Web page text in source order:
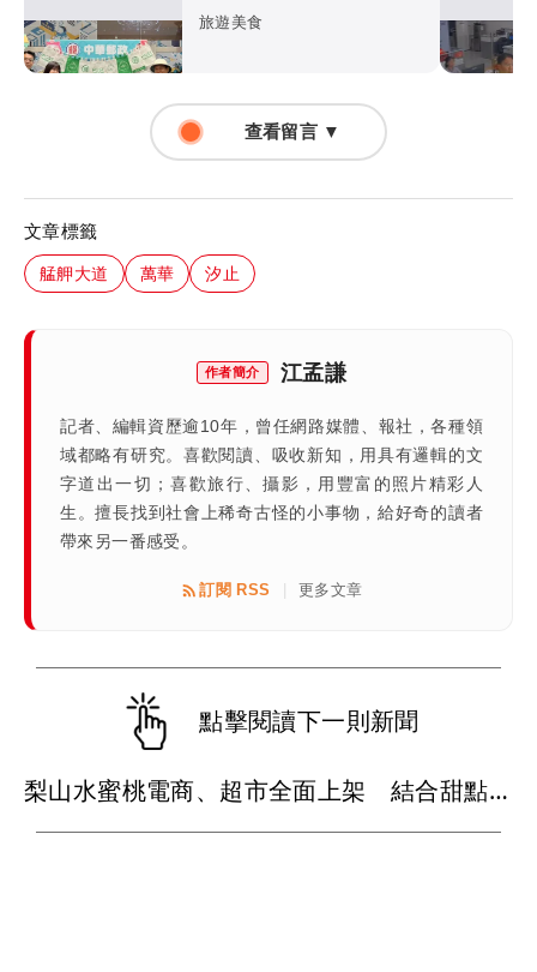
美食
旅遊美食
查看留言 ▼
文章標籤
艋舺大道 萬華 汐止
作者簡介 江孟謙
記者、編輯資歷逾10年，曾任網路媒體、報社，各種領
域都略有研究。喜歡閱讀、吸收新知，用具有邏輯的文
字道出一切；喜歡旅行、攝影，用豐富的照片精彩人
生。擅長找到社會上稀奇古怪的小事物，給好奇的讀者
帶來另一番感受。
訂閱 RSS 更多文章
點擊閱讀下一則新聞
梨山水蜜桃電商、超市全面上架 結合甜點品牌推創意美食